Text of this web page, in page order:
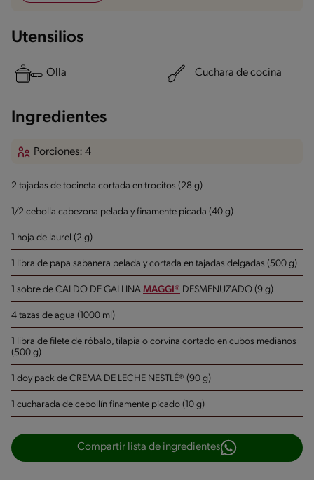
Utensilios
Olla Cuchara de cocina
Ingredientes
Porciones: 4
2 tajadas de tocineta cortada en trocitos (28 g)
1/2 cebolla cabezona pelada y finamente picada (40 g)
1 hoja de laurel (2 g)
1 libra de papa sabanera pelada y cortada en tajadas delgadas (500 g)
1 sobre de CALDO DE GALLINA MAGGI® DESMENUZADO (9 g)
4 tazas de agua (1000 ml)
1 libra de filete de róbalo, tilapia o corvina cortado en cubos medianos
(500 g)
1 doy pack de CREMA DE LECHE NESTLÉ® (90 g)
1 cucharada de cebollín finamente picado (10 g)
Compartir lista de ingredientes